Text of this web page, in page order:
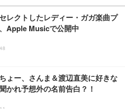
レクトしたレディー・ガガ楽曲プ
Apple Musicで公開中
ょー、さんま＆渡辺直美に好きな
かれ予想外の名前告白？！